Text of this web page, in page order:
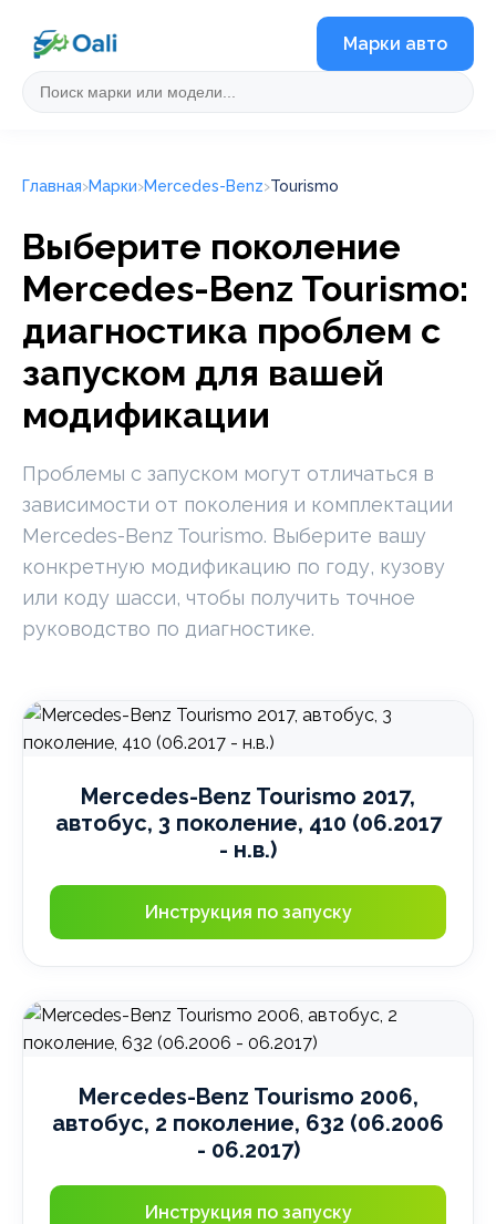
Марки авто
Главная Марки Mercedes-Benz Tourismo
Выберите поколение
Mercedes-Benz Tourismo:
диагностика проблем с
запуском для вашей
модификации
Проблемы с запуском могут отличаться в
зависимости от поколения и комплектации
Mercedes-Benz Tourismo. Выберите вашу
конкретную модификацию по году, кузову
или коду шасси, чтобы получить точное
руководство по диагностике.
Mercedes-Benz Tourismo 2017,
автобус, 3 поколение, 410 (06.2017
- н.в.)
Инструкция по запуску
Mercedes-Benz Tourismo 2006,
автобус, 2 поколение, 632 (06.2006
- 06.2017)
Инструкция по запуску